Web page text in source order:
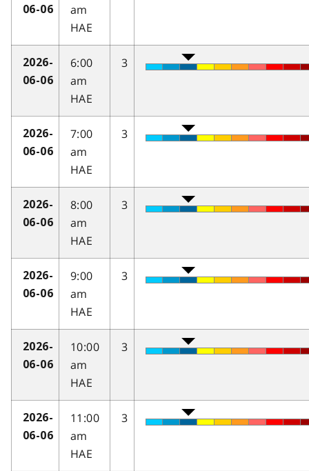
06-06
am
HAE
2026-
06-06
6:00
am
HAE
3
2026-
06-06
7:00
am
HAE
3
2026-
06-06
8:00
am
HAE
3
2026-
06-06
9:00
am
HAE
3
2026-
06-06
10:00
am
HAE
3
2026-
06-06
11:00
am
HAE
3